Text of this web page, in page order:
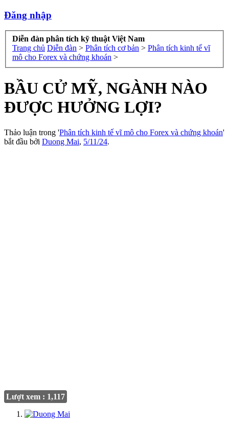
Đăng nhập
Diễn đàn phân tích kỹ thuật Việt Nam
Trang chủ Diễn đàn > Phân tích cơ bản > Phân tích kinh tế vĩ
mô cho Forex và chứng khoán >
BẦU CỬ MỸ, NGÀNH NÀO
ĐƯỢC HƯỞNG LỢI?
Thảo luận trong 'Phân tích kinh tế vĩ mô cho Forex và chứng khoán'
bắt đầu bởi Duong Mai, 5/11/24.
Lượt xem : 1,117